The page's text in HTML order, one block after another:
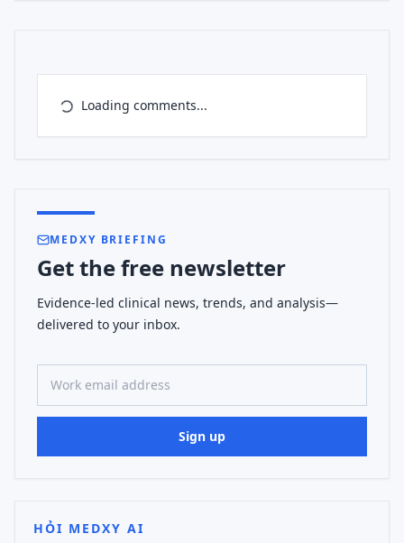
Loading comments...
MEDXY BRIEFING
Get the free newsletter
Evidence-led clinical news, trends, and analysis—
delivered to your inbox.
Work email address
Sign up
HỎI MEDXY AI